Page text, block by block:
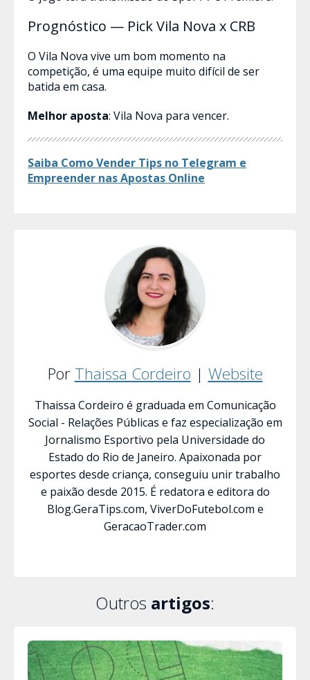
Prognóstico — Pick Vila Nova x CRB
O Vila Nova vive um bom momento na
competição, é uma equipe muito difícil de ser
batida em casa.
Melhor aposta: Vila Nova para vencer.
Saiba Como Vender Tips no Telegram e
Empreender nas Apostas​ Online
Por Thaissa Cordeiro | Website
Thaissa Cordeiro é graduada em Comunicação
Social - Relações Públicas e faz especialização em
Jornalismo Esportivo pela Universidade do
Estado do Rio de Janeiro. Apaixonada por
esportes desde criança, conseguiu unir trabalho
e paixão desde 2015. É redatora e editora do
Blog.GeraTips.com, ViverDoFutebol.com e
GeracaoTrader.com
Outros artigos: